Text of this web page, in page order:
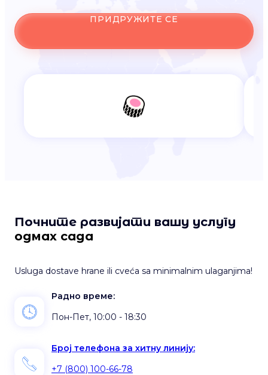
ПРИДРУЖИТЕ СЕ
Почните развијати вашу услугу
одмах сада
Usluga dostave hrane ili cveća sa minimalnim ulaganjima!
Радно време:
Пон-Пет, 10:00 - 18:30
Број телефона за хитну линију:
+7 (800) 100-66-78